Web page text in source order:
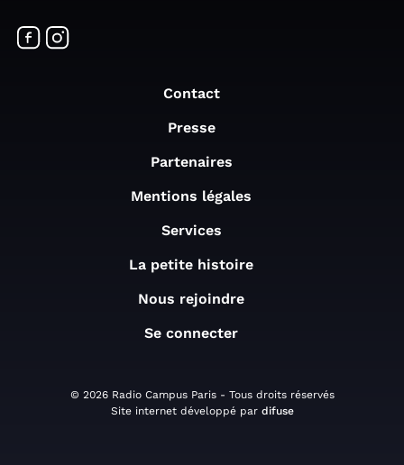
Contact
Presse
Partenaires
Mentions légales
Services
La petite histoire
Nous rejoindre
Se connecter
© 2026 Radio Campus Paris - Tous droits réservés
Site internet développé par difuse